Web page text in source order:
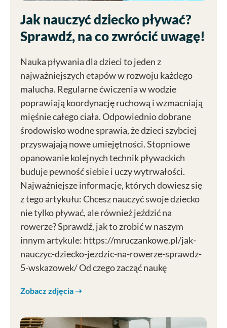
Jak nauczyć dziecko pływać?
Sprawdź, na co zwrócić uwagę!
Nauka pływania dla dzieci to jeden z
najważniejszych etapów w rozwoju każdego
malucha. Regularne ćwiczenia w wodzie
poprawiają koordynację ruchową i wzmacniają
mięśnie całego ciała. Odpowiednio dobrane
środowisko wodne sprawia, że dzieci szybciej
przyswajają nowe umiejętności. Stopniowe
opanowanie kolejnych technik pływackich
buduje pewność siebie i uczy wytrwałości.
Najważniejsze informacje, których dowiesz się
z tego artykułu: Chcesz nauczyć swoje dziecko
nie tylko pływać, ale również jeździć na
rowerze? Sprawdź, jak to zrobić w naszym
innym artykule: https://mruczankowe.pl/jak-
nauczyc-dziecko-jezdzic-na-rowerze-sprawdz-
5-wskazowek/ Od czego zacząć naukę
Zobacz zdjęcia ➝